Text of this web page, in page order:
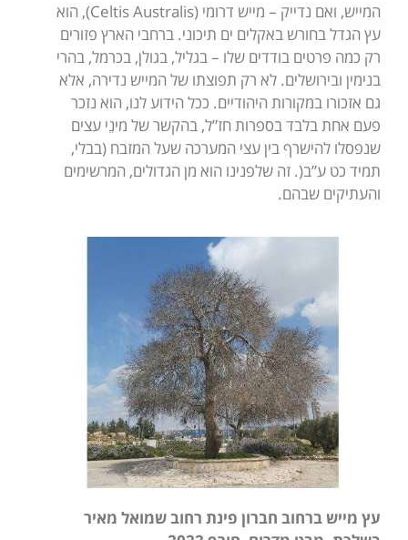
המייש, ואם נדייק – מייש דרומי (Celtis Australis), הוא
עץ הגדל בחורש באקלים ים תיכוני. ברחבי הארץ פזורים
רק כמה פרטים בודדים שלו – בגליל, בגולן, בכרמל, בהרי
בנימין ובירושלים. לא רק תפוצתו של המייש נדירה, אלא
גם אזכורו במקורות היהודיים. ככל הידוע לנו, הוא נזכר
פעם אחת בלבד בספרות חז”ל, בהקשר של מינֵי עצים
שנפסלו להישרף בין עצי המערכה שעל המזבח (בבלי,
תמיד כט ע”ב(. זה שלפנינו הוא מן הגדולים, המרשימים
והעתיקים שבהם.
עץ מייש ברחוב חברון פינת רחוב שמואל מאיר